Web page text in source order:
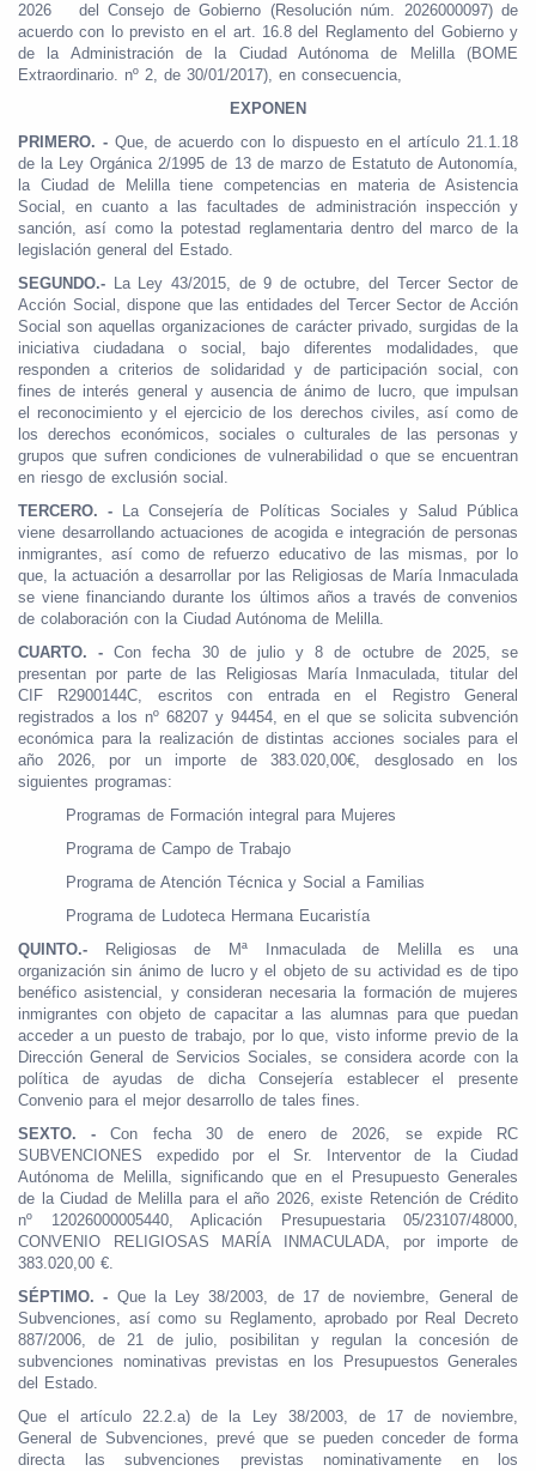
2026 del Consejo de Gobierno (Resolución núm. 2026000097) de
acuerdo con lo previsto en el art. 16.8 del Reglamento del Gobierno y
de la Administración de la Ciudad Autónoma de Melilla (BOME
Extraordinario. nº 2, de 30/01/2017), en consecuencia,
EXPONEN
PRIMERO. - Que, de acuerdo con lo dispuesto en el artículo 21.1.18
de la Ley Orgánica 2/1995 de 13 de marzo de Estatuto de Autonomía,
la Ciudad de Melilla tiene competencias en materia de Asistencia
Social, en cuanto a las facultades de administración inspección y
sanción, así como la potestad reglamentaria dentro del marco de la
legislación general del Estado.
SEGUNDO.- La Ley 43/2015, de 9 de octubre, del Tercer Sector de
Acción Social, dispone que las entidades del Tercer Sector de Acción
Social son aquellas organizaciones de carácter privado, surgidas de la
iniciativa ciudadana o social, bajo diferentes modalidades, que
responden a criterios de solidaridad y de participación social, con
fines de interés general y ausencia de ánimo de lucro, que impulsan
el reconocimiento y el ejercicio de los derechos civiles, así como de
los derechos económicos, sociales o culturales de las personas y
grupos que sufren condiciones de vulnerabilidad o que se encuentran
en riesgo de exclusión social.
TERCERO. -
La Consejería de Políticas Sociales y Salud Pública
viene desarrollando actuaciones de acogida e integración de personas
inmigrantes, así como de refuerzo educativo de las mismas, por lo
que, la actuación a desarrollar por las Religiosas de María Inmaculada
se viene financiando durante los últimos años a través de convenios
de colaboración con la Ciudad Autónoma de Melilla.
CUARTO. -Con fecha 30 de julio y 8 de octubre de 2025, se
presentan por parte de las Religiosas María Inmaculada, titular del
CIF R2900144C, escritos con entrada en el Registro General
registrados a los nº 68207 y 94454, en el que se solicita subvención
económica para la realización de distintas acciones sociales para el
año 2026, por un importe de 383.020,00€, desglosado en los
siguientes programas:
Programas de Formación integral para Mujeres
Programa de Campo de Trabajo
Programa de Atención Técnica y Social a Familias
Programa de Ludoteca Hermana Eucaristía
QUINTO.-
Religiosas de Mª Inmaculada de Melilla es una
organización sin ánimo de lucro y el objeto de su actividad es de tipo
benéfico asistencial, y consideran necesaria la formación de mujeres
inmigrantes con objeto de capacitar a las alumnas para que puedan
acceder a un puesto de trabajo, por lo que, visto informe previo de la
Dirección General de Servicios Sociales, se considera acorde con la
política de ayudas de dicha Consejería establecer el presente
Convenio para el mejor desarrollo de tales fines.
SEXTO. -Con fecha 30 de enero de 2026, se expide RC
SUBVENCIONES expedido por el Sr. Interventor de la Ciudad
Autónoma de Melilla, significando que en el Presupuesto Generales
de la Ciudad de Melilla para el año 2026, existe Retención de Crédito
nº 12026000005440, Aplicación Presupuestaria 05/23107/48000,
CONVENIO RELIGIOSAS MARÍA INMACULADA, por importe de
383.020,00 €.
SÉPTIMO. - Que la Ley 38/2003, de 17 de noviembre, General de
Subvenciones, así como su Reglamento, aprobado por Real Decreto
887/2006, de 21 de julio, posibilitan y regulan la concesión de
subvenciones nominativas previstas en los Presupuestos Generales
del Estado.
Que el artículo 22.2.a) de la Ley 38/2003, de 17 de noviembre,
General de Subvenciones, prevé que se pueden conceder de forma
directa las subvenciones previstas nominativamente en los